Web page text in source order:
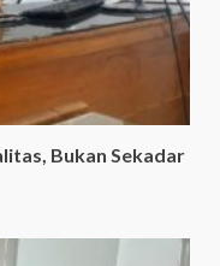
Bukan Sekadar